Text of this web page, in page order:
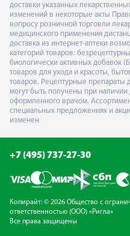
доставки указанных
изменений в некоторые акты
вопросу розничной торговли
медицинского применения
доставка из интернет-аптеки
категорий товаров:
биологически активных добавок
товаров для ухода и красоты,
товаров. Рецептурные препараты
могут быть получены при
оформленного врачом.
специальных предложениях и
изменен
+7 (495) 737-27-30
Копирайт: © 2026 Общество с
ответственностью (ООО) «Ригла»
Все права защищены